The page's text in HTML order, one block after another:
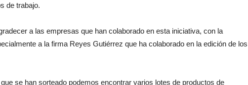
de trabajo.
a las empresas que han colaborado en esta iniciativa, con la
a la firma Reyes Gutiérrez que ha colaborado en la edición de los
se han sorteado podemos encontrar varios lotes de productos de